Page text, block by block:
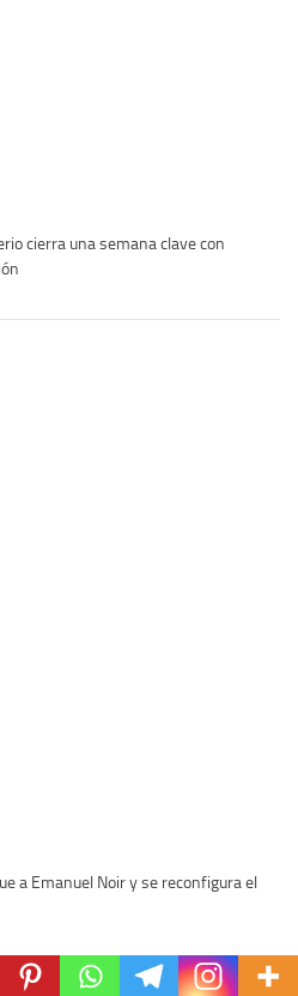
cierra una semana clave con
a Emanuel Noir y se reconfigura el